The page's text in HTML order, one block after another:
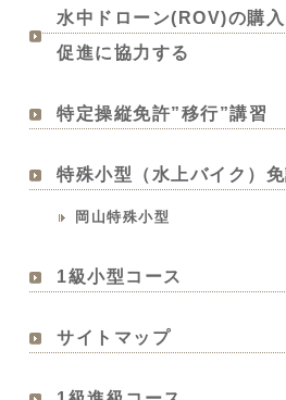
水中ドローン(ROV)の購
促進に協力する
特定操縦免許”移行”講習
特殊小型（水上バイク）
岡山特殊小型
1級小型コース
サイトマップ